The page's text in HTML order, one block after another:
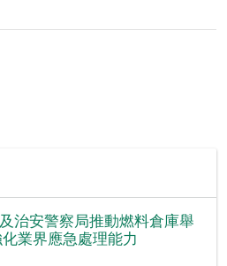
治安警察局推動燃料倉庫舉
業界應急處理能力